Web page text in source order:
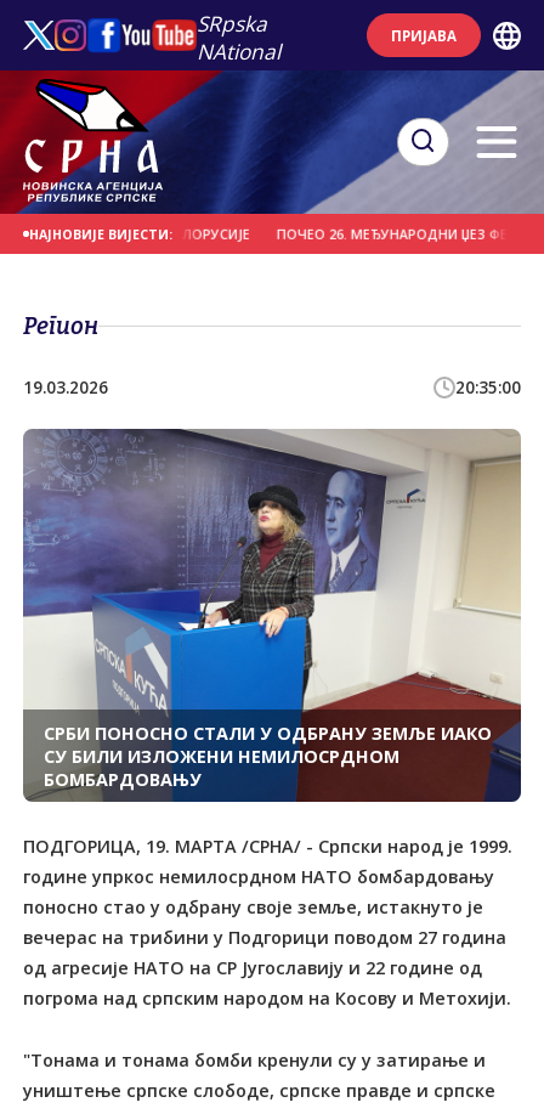
SRpska
NAtional
ПРИЈАВА
НАЈНОВИЈЕ ВИЈЕСТИ:
"ВИТЕБСК" ИЗ БЈЕЛОРУСИЈЕ ПОЧЕО 26. МЕЂУНАРОДНИ ЏЕЗ ФЕСТИВАЛ
Регион
19.03.2026 20:35:00
СРБИ ПОНОСНО СТАЛИ У ОДБРАНУ ЗЕМЉЕ ИАКО
СУ БИЛИ ИЗЛОЖЕНИ НЕМИЛОСРДНОМ
БОМБАРДОВАЊУ
ПОДГОРИЦА, 19. МАРТА /СРНА/ - Српски народ је 1999.
године упркос немилосрдном НАТО бомбардовању
поносно стао у одбрану своје земље, истакнуто је
вечерас на трибини у Подгорици поводом 27 година
од агресије НАТО на СР Југославију и 22 године од
погрома над српским народом на Косову и Метохији.
"Тонама и тонама бомби кренули су у затирање и
уништење српске слободе, српске правде и српске